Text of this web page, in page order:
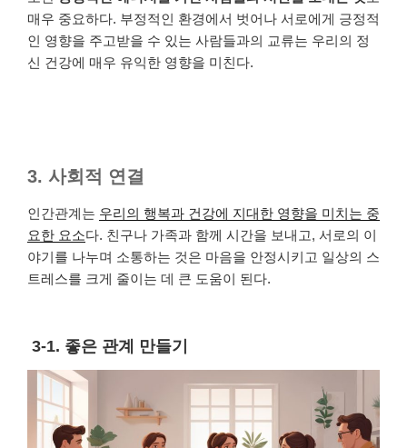
매우 중요하다. 부정적인 환경에서 벗어나 서로에게 긍정적
인 영향을 주고받을 수 있는 사람들과의 교류는 우리의 정
신 건강에 매우 유익한 영향을 미친다.
3. 사회적 연결
인간관계는 우리의 행복과 건강에 지대한 영향을 미치는 중
요한 요소다. 친구나 가족과 함께 시간을 보내고, 서로의 이
야기를 나누며 소통하는 것은 마음을 안정시키고 일상의 스
트레스를 크게 줄이는 데 큰 도움이 된다.
3-1. 좋은 관계 만들기